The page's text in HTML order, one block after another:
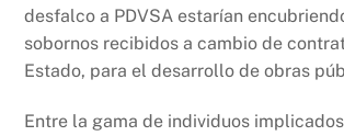
desfalco a PDVSA estarían
sobornos recibidos a cambio de
Estado, para el desarrollo de obras
Entre la gama de individuos